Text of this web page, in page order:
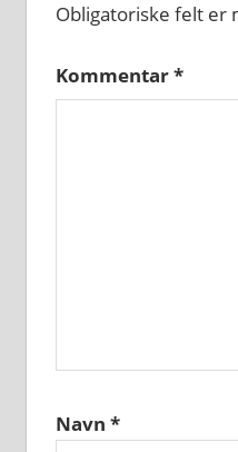
Obligatoriske felt er
Kommentar*
Navn *